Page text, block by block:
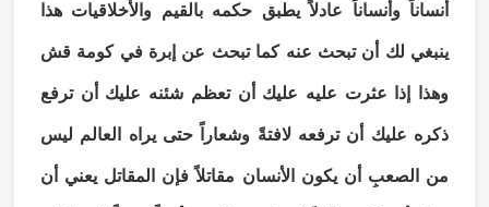
أنساناً وأنساناً عادلاً يطبق حكمه بالقيم والأخلاقيات هذا
ينبغي لك أن تبحث عنه كما تبحث عن إبرة في كومة قش
وهذا إذا عثرت عليه عليك أن تعظم شئنه عليك أن ترفع
ذكره عليك أن ترفعه لافتةً وشعاراً حتى يراه العالم ليس
من الصعبِ أن يكون الأنسان مقاتلاً فإن المقاتل يعني أن